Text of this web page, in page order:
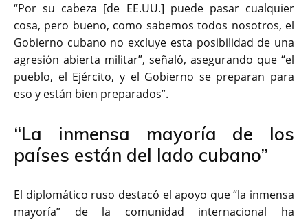
“Por su cabeza [de EE.UU.] puede pasar cualquier
cosa, pero bueno, como sabemos todos nosotros, el
Gobierno cubano no excluye esta posibilidad de una
agresión abierta militar”, señaló, asegurando que “el
pueblo, el Ejército, y el Gobierno se preparan para
eso y están bien preparados”.
“La inmensa mayoría de los
países están del lado cubano”
El diplomático ruso destacó el apoyo que “la inmensa
mayoría” de la comunidad internacional ha